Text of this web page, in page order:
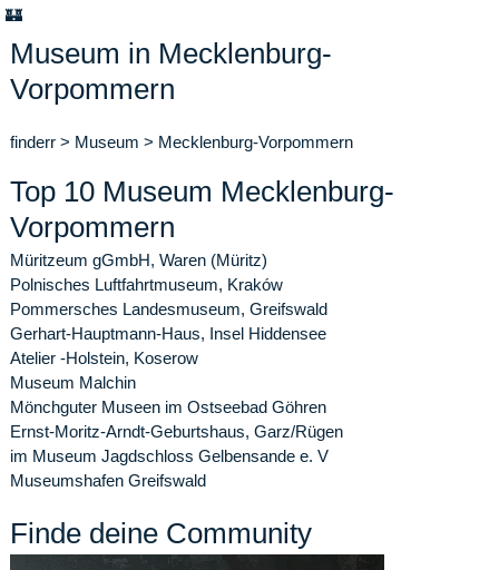
🏰
Museum in Mecklenburg-
Vorpommern
finderr > Museum > Mecklenburg-Vorpommern
Top 10 Museum Mecklenburg-
Vorpommern
Müritzeum gGmbH, Waren (Müritz)
Polnisches Luftfahrtmuseum, Kraków
Pommersches Landesmuseum, Greifswald
Gerhart-Hauptmann-Haus, Insel Hiddensee
Atelier -Holstein, Koserow
Museum Malchin
Mönchguter Museen im Ostseebad Göhren
Ernst-Moritz-Arndt-Geburtshaus, Garz/Rügen
im Museum Jagdschloss Gelbensande e. V
Museumshafen Greifswald
Finde deine Community